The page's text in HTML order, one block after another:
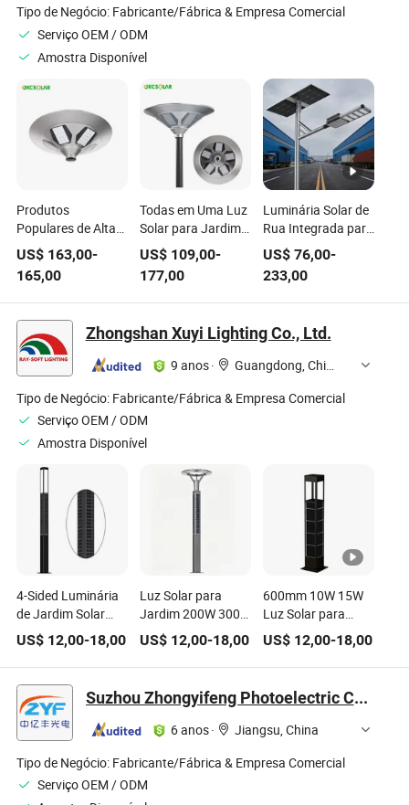
Tipo de Negócio: Fabricante/Fábrica & Empresa Comercial
Serviço OEM / ODM
Amostra Disponível
Produtos
Populares de Alta
Demanda com
Controle
Inteligente,
Resistentes ao
Vento e à Água,
Luzes LED Solares
para Jardins e Vilas
US$ 163,00-
165,00
Todas em Uma Luz
Solar para Jardim
IP65 Luz Solar LED
para Caminho
Externa à Prova
d'Água
US$ 109,00-
177,00
Luminária Solar de
Rua Integrada para
Exterior, Luzes de
Jardim Solar para
Rua LED
US$ 76,00-
233,00
Zhongshan Xuyi Lighting Co., Ltd.
9 anos·
Guangdong, China
Tipo de Negócio: Fabricante/Fábrica & Empresa Comercial
Serviço OEM / ODM
Amostra Disponível
4-Sided Luminária
de Jardim Solar
Vertical Integrada
3m 4m Poste de
Luz Solar IP65
Luminária de
Jardim Solar LED
para Exterior
US$ 12,00-18,00
Luz Solar para
Jardim 200W 300W
100W 50W Luz
Solar LED para
Jardim 3m 4m 5m
Altura para Luz
Solar de Jardim
LED Lâmpada
Posto Solar
Recarregável
US$ 12,00-18,00
600mm 10W 15W
Luz Solar para
Jardim à Prova
d'Água IP65
Lâmpada LED para
Caminho de Jardim
com Painel Solar
Integrado para
Iluminação de
Quintal, Caminho,
US$ 12,00-18,00
Suzhou Zhongyifeng Photoelectric Co., Ltd.
6 anos·
Jiangsu, China
Tipo de Negócio: Fabricante/Fábrica & Empresa Comercial
Serviço OEM / ODM